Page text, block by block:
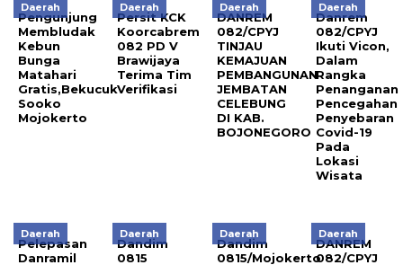
Daerah
Pengunjung
Membludak
Kebun
Bunga
Matahari
Gratis,Bekucuk
Sooko
Mojokerto
Daerah
Persit KCK
Koorcabrem
082 PD V
Brawijaya
Terima Tim
Verifikasi
Daerah
DANREM
082/CPYJ
TINJAU
KEMAJUAN
PEMBANGUNAN
JEMBATAN
CELEBUNG
DI KAB.
BOJONEGORO
Daerah
Danrem
082/CPYJ
Ikuti Vicon,
Dalam
Rangka
Penanganan
Pencegahan
Penyebaran
Covid-19
Pada
Lokasi
Wisata
Daerah
Pelepasan
Danramil
Daerah
Dandim
0815
Daerah
Dandim
0815/Mojokerto
Daerah
DANREM
082/CPYJ